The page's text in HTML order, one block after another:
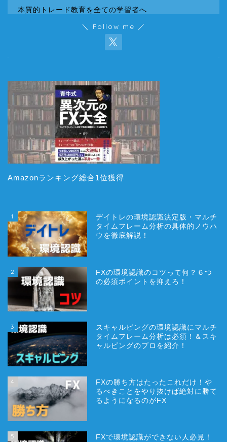
本質的トレード教育を全ての学習者へ
＼ Follow me ／
Amazonランキング総合1位獲得
1
デイトレの環境認識決定版・マルチ
タイムフレーム分析の具体的ノウハ
ウを徹底解説！
2
FXの環境認識のコツって何？６つ
の必須ポイントを抑えろ！
3
スキャルピングの環境認識にマルチ
タイムフレーム分析は必須！＆スキ
ャルピングのプロを紹介！
4
FXの勝ち方はたったこれだけ！や
るべきことをやり抜けば絶対に勝て
るようになるのがFX
5
FXで環境認識ができない人必見！